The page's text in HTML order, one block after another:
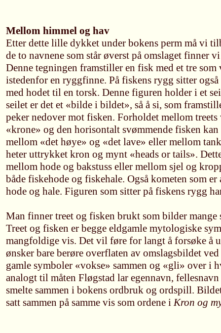
Mellom himmel og hav
Etter dette lille dykket under bokens perm må vi
de to navnene som står øverst på omslaget finner
Denne tegningen framstiller en fisk med et tre
istedenfor en ryggfinne. På fiskens rygg sitter
med hodet til en torsk. Denne figuren holder i et
seilet er det et «bilde i bildet», så å si, som
peker nedover mot fisken. Forholdet mellom
«krone» og den horisontalt svømmende fisken
mellom «det høye» og «det lave» eller mellom
heter uttrykket kron og mynt «heads or tails».
mellom hode og bakstuss eller mellom sjel og
både fiskehode og fiskehale. Også kometen som
hode og hale. Figuren som sitter på fiskens rygg
Man finner treet og fisken brukt som bilder mange
Treet og fisken er begge eldgamle mytologiske
mangfoldige vis. Det vil føre for langt å forsøke å
ønsker bare berøre overflaten av omslagsbildet
gamle symboler «vokse» sammen og «gli» over i
analogt til måten Fløgstad lar egennavn,
smelte sammen i bokens ordbruk og ordspill.
satt sammen på samme vis som ordene iKron og